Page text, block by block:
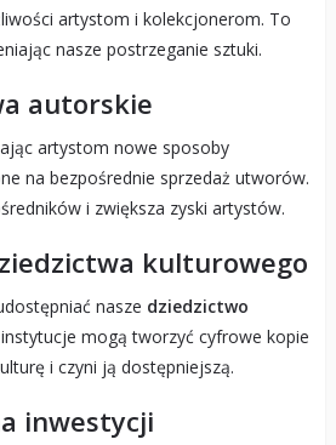
artystom i kolekcjonerom. To
nasze postrzeganie sztuki.
autorskie
artystom nowe sposoby
na bezpośrednie sprzedaż utworów.
i zwiększa zyski artystów.
kulturowego
nasze dziedzictwo
mogą tworzyć cyfrowe kopie
i czyni ją dostępniejszą.
inwestycji